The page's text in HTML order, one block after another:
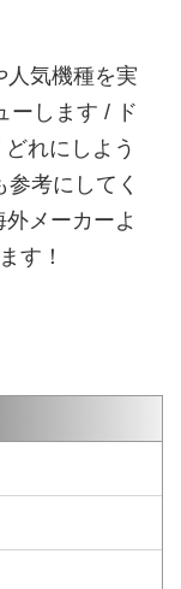
人気機種を実
ーします / ド
れにしよう
考にしてく
メーカーよ
す！